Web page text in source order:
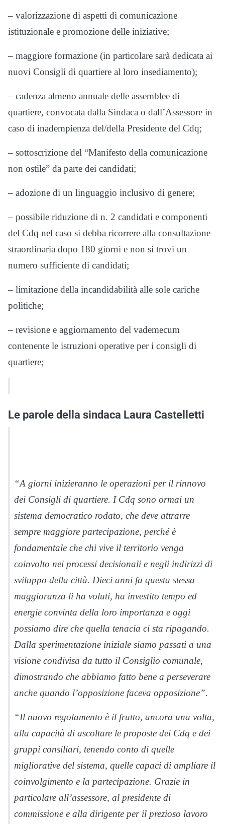
– valorizzazione di aspetti di comunicazione
istituzionale e promozione delle iniziative;
– maggiore formazione (in particolare sarà dedicata ai
nuovi Consigli di quartiere al loro insediamento);
– cadenza almeno annuale delle assemblee di
quartiere, convocata dalla Sindaca o dall’Assessore in
caso di inadempienza del/della Presidente del Cdq;
– sottoscrizione del “Manifesto della comunicazione
non ostile” da parte dei candidati;
– adozione di un linguaggio inclusivo di genere;
– possibile riduzione di n. 2 candidati e componenti
del Cdq nel caso si debba ricorrere alla consultazione
straordinaria dopo 180 giorni e non si trovi un
numero sufficiente di candidati;
– limitazione della incandidabilità alle sole cariche
politiche;
– revisione e aggiornamento del vademecum
contenente le istruzioni operative per i consigli di
quartiere;
Le parole della sindaca Laura Castelletti
“A giorni inizieranno le operazioni per il rinnovo
dei Consigli di quartiere. I Cdq sono ormai un
sistema democratico rodato, che deve attrarre
sempre maggiore partecipazione, perché è
fondamentale che chi vive il territorio venga
coinvolto nei processi decisionali e negli indirizzi di
sviluppo della città. Dieci anni fa questa stessa
maggioranza li ha voluti, ha investito tempo ed
energie convinta della loro importanza e oggi
possiamo dire che quella tenacia ci sta ripagando.
Dalla sperimentazione iniziale siamo passati a una
visione condivisa da tutto il Consiglio comunale,
dimostrando che abbiamo fatto bene a perseverare
anche quando l’opposizione faceva opposizione”.
“Il nuovo regolamento è il frutto, ancora una volta,
alla capacità di ascoltare le proposte dei Cdq e dei
gruppi consiliari, tenendo conto di quelle
migliorative del sistema, quelle capaci di ampliare il
coinvolgimento e la partecipazione. Grazie in
particolare all’assessore, al presidente di
commissione e alla dirigente per il prezioso lavoro